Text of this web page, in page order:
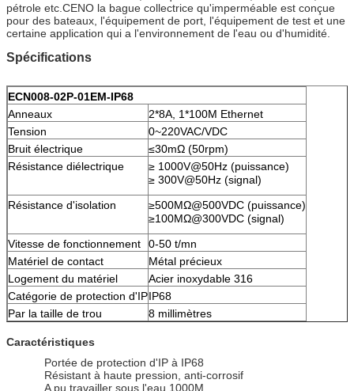
pétrole etc.CENO la bague collectrice qu'imperméable est conçue
pour des bateaux, l'équipement de port, l'équipement de test et une
certaine application qui a l'environnement de l'eau ou d'humidité.
Spécifications
ECN008-02P-01EM-IP68
Anneaux
2*8A, 1*100M Ethernet
Tension
0~220VAC/VDC
Bruit électrique
≤30mΩ (50rpm)
Résistance diélectrique
≥ 1000V@50Hz (puissance)
≥ 300V@50Hz (signal)
Résistance d'isolation
≥500MΩ@500VDC (puissance)
≥100MΩ@300VDC (signal)
Vitesse de fonctionnement
0-50 t/mn
Matériel de contact
Métal précieux
Logement du matériel
Acier inoxydable 316
Catégorie de protection d'IPIP68
Par la taille de trou
8 millimètres
Caractéristiques
Portée de protection d'IP à IP68
Résistant à haute pression, anti-corrosif
A pu travailler sous l'eau 1000M